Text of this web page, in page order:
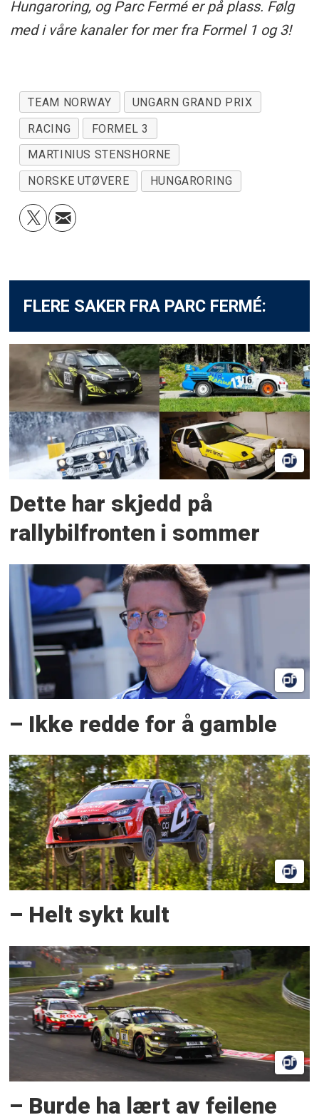
Hungaroring, og Parc Fermé er på plass. Følg
med i våre kanaler for mer fra Formel 1 og 3!
TEAM NORWAY
UNGARN GRAND PRIX
RACING
FORMEL 3
MARTINIUS STENSHORNE
NORSKE UTØVERE
HUNGARORING
FLERE SAKER FRA PARC FERMÉ:
Dette har skjedd på
rallybilfronten i sommer
– Ikke redde for å gamble
– Helt sykt kult
– Burde ha lært av feilene